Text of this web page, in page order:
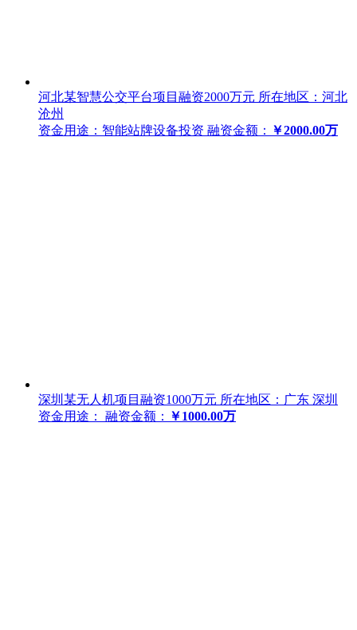
河北某智慧公交平台项目融资2000万元 所在地区：河北
沧州
资金用途：智能站牌设备投资 融资金额： ￥2000.00万
深圳某无人机项目融资1000万元 所在地区：广东 深圳
资金用途：
融资金额： ￥1000.00万